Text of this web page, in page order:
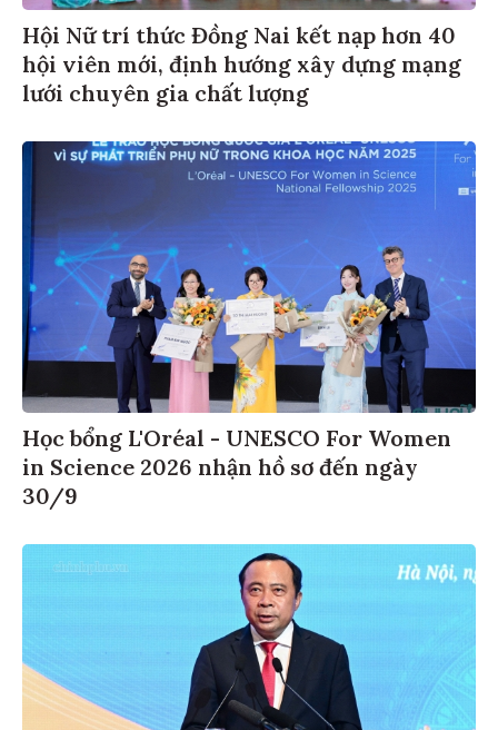
Hội Nữ trí thức Đồng Nai kết nạp hơn 40
hội viên mới, định hướng xây dựng mạng
lưới chuyên gia chất lượng
Học bổng L'Oréal - UNESCO For Women
in Science 2026 nhận hồ sơ đến ngày
30/9